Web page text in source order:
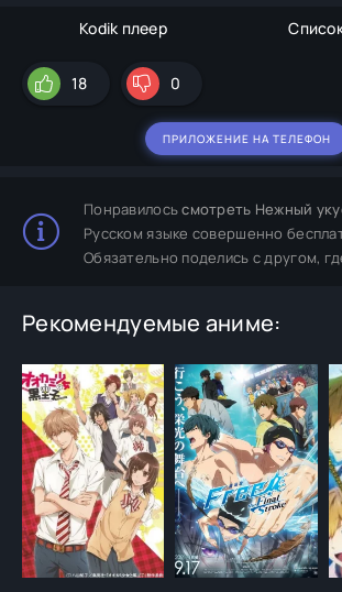
Kodik плеер
18 0
ПРИЛОЖЕНИЕ НА ТЕЛЕФОН
Понравилосьсмотреть Нежный
Русском языке совершенно
Обязательно поделись с другом,
Рекомендуемые аниме: